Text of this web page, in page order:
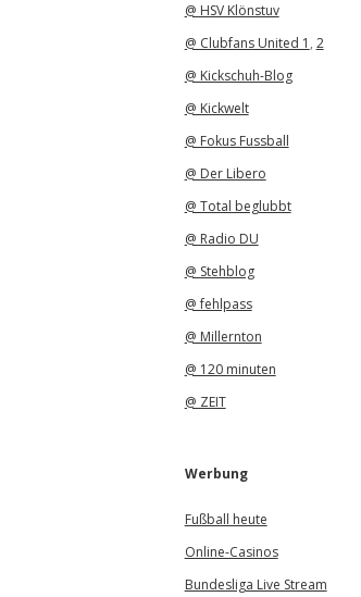
@ HSV Klönstuv
@ Clubfans United 1 , 2
@ Kickschuh-Blog
@ Kickwelt
@ Fokus Fussball
@ Der Libero
@ Total beglubbt
@ Radio DU
@ Stehblog
@ fehlpass
@ Millernton
@ 120 minuten
@ ZEIT
Werbung
Fußball heute
Online-Casinos
Bundesliga Live Stream